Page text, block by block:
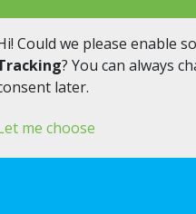
Could we please enable
? You can always
later.
me choose